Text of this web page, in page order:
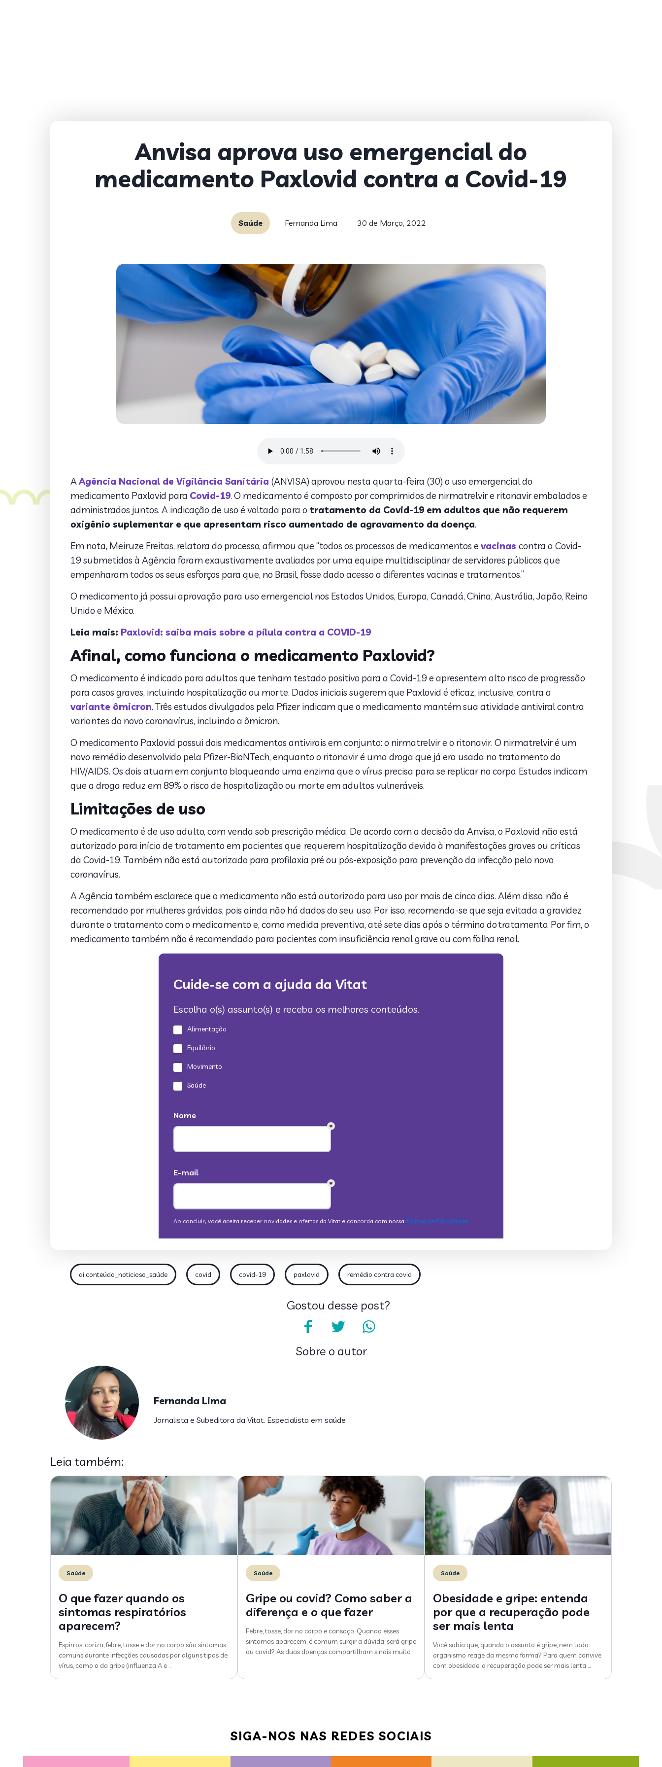
Anvisa aprova uso emergencial do
medicamento Paxlovid contra a Covid-19
Saúde Fernanda Lima 30 de Março, 2022
AAgência Nacional de Vigilância Sanitária (ANVISA) aprovou nesta quarta-feira (30) o uso emergencial do
medicamento Paxlovid para Covid-19. O medicamento é composto por comprimidos de nirmatrelvir e ritonavir embalados e
administrados juntos. A indicação de uso é voltada para o tratamento da Covid-19 em adultos que não requerem
oxigênio suplementar e que apresentam risco aumentado de agravamento da doença.
Em nota, Meiruze Freitas, relatora do processo, afirmou que “todos os processos de medicamentos e vacinas contra a Covid-
19 submetidos à Agência foram exaustivamente avaliados por uma equipe multidisciplinar de servidores públicos que
empenharam todos os seus esforços para que, no Brasil, fosse dado acesso a diferentes vacinas e tratamentos.”
O medicamento já possui aprovação para uso emergencial nos Estados Unidos, Europa, Canadá, China, Austrália, Japão, Reino
Unido e México.
Leia mais: Paxlovid: saiba mais sobre a pílula contra a COVID-19
Afinal, como funciona o medicamento Paxlovid?
O medicamento é indicado para adultos que tenham testado positivo para a Covid-19 e apresentem alto risco de progressão
para casos graves, incluindo hospitalização ou morte. Dados iniciais sugerem que Paxlovid é eficaz, inclusive, contra a
variante ômicron. Três estudos divulgados pela Pfizer indicam que o medicamento mantém sua atividade antiviral contra
variantes do novo coronavírus, incluindo a ômicron.
O medicamento Paxlovid possui dois medicamentos antivirais em conjunto: o nirmatrelvir e o ritonavir. O nirmatrelvir é um
novo remédio desenvolvido pela Pfizer-BioNTech, enquanto o ritonavir é uma droga que já era usada no tratamento do
HIV/AIDS. Os dois atuam em conjunto bloqueando uma enzima que o vírus precisa para se replicar no corpo. Estudos indicam
que a droga reduz em 89% o risco de hospitalização ou morte em adultos vulneráveis.
Limitações de uso
O medicamento é de uso adulto, com venda sob prescrição médica. De acordo com a decisão da Anvisa, o Paxlovid não está
autorizado para início de tratamento em pacientes que requerem hospitalização devido à manifestações graves ou críticas
da Covid-19. Também não está autorizado para profilaxia pré ou pós-exposição para prevenção da infecção pelo novo
coronavírus.
A Agência também esclarece que o medicamento não está autorizado para uso por mais de cinco dias. Além disso, não é
recomendado por mulheres grávidas, pois ainda não há dados do seu uso. Por isso, recomenda-se que seja evitada a gravidez
durante o tratamento com o medicamento e, como medida preventiva, até sete dias após o término do tratamento. Por fim, o
medicamento também não é recomendado para pacientes com insuficiência renal grave ou com falha renal.
ai conteúdo_noticioso_saúde covid covid-19 paxlovid remédio contra covid
Gostou desse post?
Sobre o autor
Fernanda Lima
Jornalista e Subeditora da Vitat. Especialista em saúde
Leia também:
Saúde
O que fazer quando os
sintomas respiratórios
aparecem?
Espirros, coriza, febre, tosse e dor no corpo são sintomas
comuns durante infecções causadas por alguns tipos de
vírus, como o da gripe (influenza A e …
Saúde
Gripe ou covid? Como saber a
diferença e o que fazer
Febre, tosse, dor no corpo e cansaço. Quando esses
sintomas aparecem, é comum surgir a dúvida: será gripe
ou covid? As duas doenças compartilham sinais muito …
Saúde
Obesidade e gripe: entenda
por que a recuperação pode
ser mais lenta
Você sabia que, quando o assunto é gripe, nem todo
organismo reage da mesma forma? Para quem convive
com obesidade, a recuperação pode ser mais lenta …
SIGA-NOS NAS REDES SOCIAIS